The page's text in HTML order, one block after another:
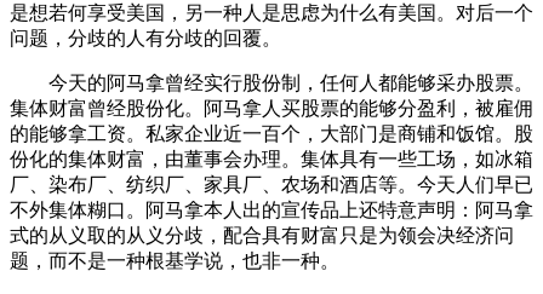
是想若何享受美国，另一种人是思虑为什么有美国。对后一个
问题，分歧的人有分歧的回覆。
今天的阿马拿曾经实行股份制，任何人都能够采办股票。
集体财富曾经股份化。阿马拿人买股票的能够分盈利，被雇佣
的能够拿工资。私家企业近一百个，大部门是商铺和饭馆。股
份化的集体财富，由董事会办理。集体具有一些工场，如冰箱
厂、染布厂、纺织厂、家具厂、农场和酒店等。今天人们早已
不外集体糊口。阿马拿本人出的宣传品上还特意声明：阿马拿
式的从义取的从义分歧，配合具有财富只是为领会决经济问
题，而不是一种根基学说，也非一种。